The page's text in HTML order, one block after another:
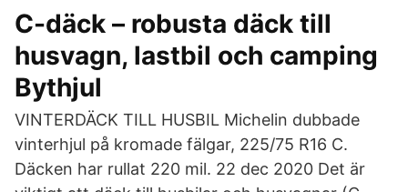
C-däck – robusta däck till
husvagn, lastbil och camping
Bythjul
VINTERDÄCK TILL HUSBIL Michelin dubbade
vinterhjul på kromade fälgar, 225/75 R16 C.
Däcken har rullat 220 mil. 22 dec 2020 Det är